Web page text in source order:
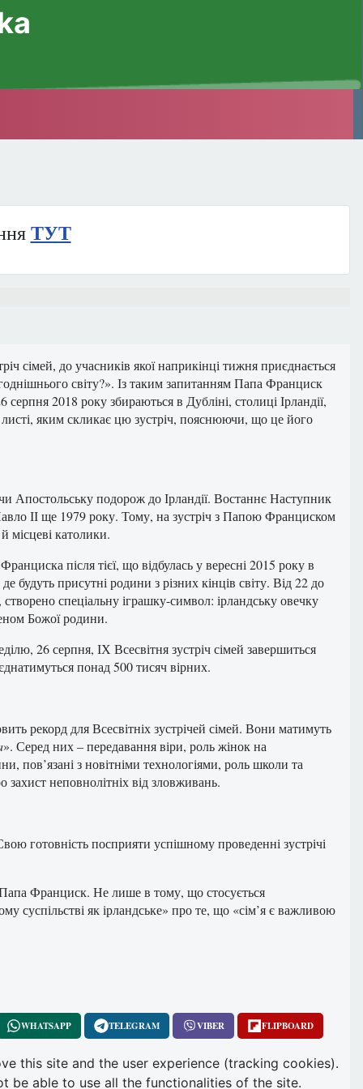
ТУТ
сімей, до учасників якої наприкінці тижня приєднається
світу?». Із таким запитанням Папа Франциск
серпня 2018 року збираються в Дубліні, столиці Ірландії,
яким скликає цю зустріч, пояснюючи, що це його
Апостольську подорож до Ірландії. Востаннє Наступник
ІІ ще 1979 року. Тому, на зустріч з Папою Франциском
місцеві католики.
після тієї, що відбулась у вересні 2015 року в
будуть присутні родини з різних кінців світу. Від 22 до
спеціальну іграшку-символ: ірландську овечку
Божої родини.
26 серпня, ІХ Всесвітня зустріч сімей завершиться
понад 500 тисяч вірних.
рекорд для Всесвітніх зустрічей сімей. Вони матимуть
». Серед них – передавання віри, роль жінок на
пов’язані з новітніми технологіями, роль школи та
неповнолітніх від зловживань.
готовність посприяти успішному проведенні зустрічі
Франциск. Не лише в тому, що стосується
суспільстві як ірландське» про те, що «сім’я є важливою
WHATSAPP TELEGRAM VIBER FLIPBOARD
this site and the user experience (tracking cookies).
be able to use all the functionalities of the site.